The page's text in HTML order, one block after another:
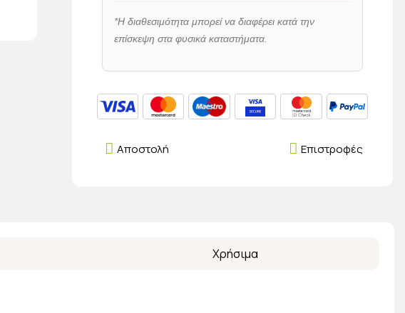
*Η διαθεσιμότητα μπορεί να διαφέρει κατά την
επίσκεψη στα φυσικά καταστήματα.
Επιστροφές
Αποστολή
Χρήσιμα